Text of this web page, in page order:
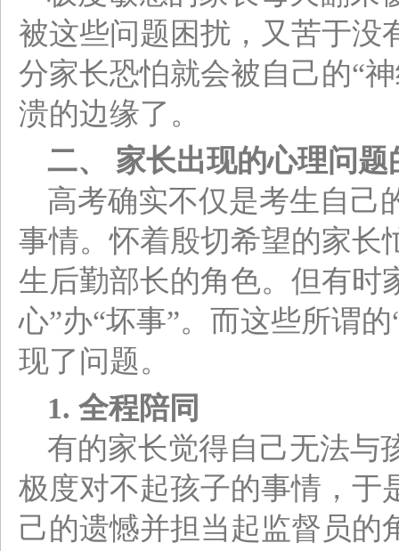
被这些问题困扰，又苦于没
分家长恐怕就会被自己的“
溃的边缘了。
二、 家长出现的心理问题
高考确实不仅是考生自己
事情。怀着殷切希望的家长
生后勤部长的角色。但有时
心”办“坏事”。而这些所谓
现了问题。
1. 全程陪同
有的家长觉得自己无法与
极度对不起孩子的事情，于
己的遗憾并担当起监督员的